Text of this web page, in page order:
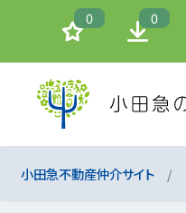
0 0
小田急不動産仲介サイト